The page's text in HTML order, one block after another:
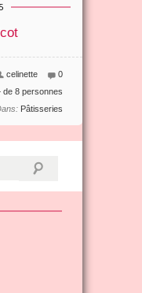
0
celinette
de 8 personnes
Pâtisseries